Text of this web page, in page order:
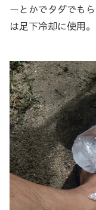
ーとかでタダでも
は足下冷却に使用